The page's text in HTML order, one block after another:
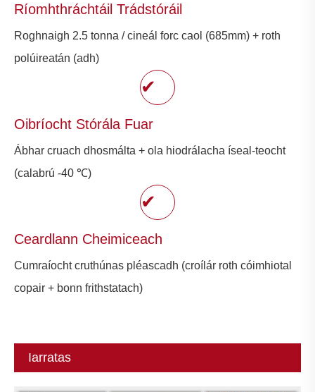
Ríomhthráchtáil Trádstóráil
Roghnaigh 2.5 tonna / cineál forc caol (685mm) + roth
polúireatán (adh)
✔
Oibríocht Stórála Fuar
Ábhar cruach dhosmálta + ola hiodrálacha íseal-teocht
(calabrú -40 ℃)
✔
Ceardlann Cheimiceach
Cumraíocht cruthúnas pléascadh (croílár roth cóimhiotal
copair + bonn frithstatach)
Iarratas